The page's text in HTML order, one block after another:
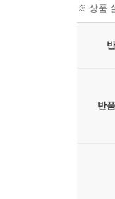
※ 상품
반